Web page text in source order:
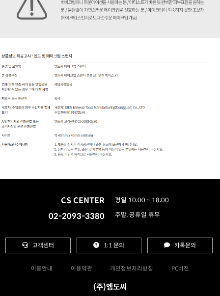
CS CENTER
02-2093-3380
평일 10:00 ~ 18:00
주말, 공휴일 휴무
고객센터 1:1 문의 카톡문의
이용안내 이용약관 개인정보처리방침 PC버전
(주)엠도씨